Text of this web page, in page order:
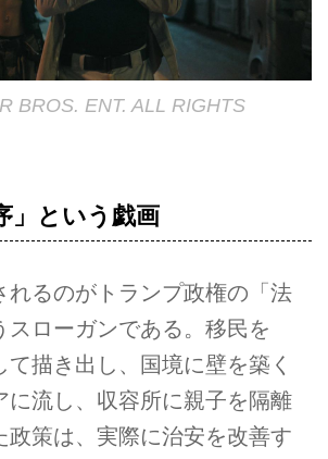
BROS. ENT. ALL RIGHTS
」という戯画
れるのがトランプ政権の「法
スローガンである。移民を
て描き出し、国境に壁を築く
に流し、収容所に親子を隔離
政策は、実際に治安を改善す